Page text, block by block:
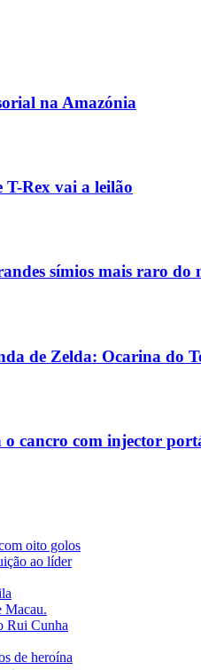
na Amazónia
T-Rex vai a leilão
símios mais raro do
de Zelda: Ocarina do
cancro com injector
oito golos
ao líder
Macau.
Rui Cunha
de heroína